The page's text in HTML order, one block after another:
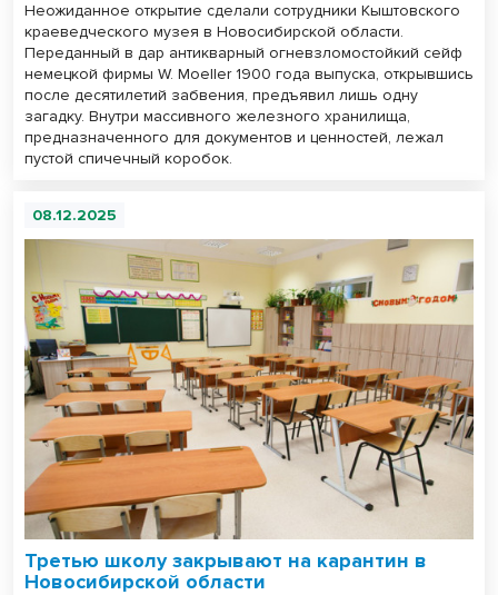
Неожиданное открытие сделали сотрудники Кыштовского
краеведческого музея в Новосибирской области.
Переданный в дар антикварный огневзломостойкий сейф
немецкой фирмы W. Moeller 1900 года выпуска, открывшись
после десятилетий забвения, предъявил лишь одну
загадку. Внутри массивного железного хранилища,
предназначенного для документов и ценностей, лежал
пустой спичечный коробок.
08.12.2025
Третью школу закрывают на карантин в
Новосибирской области